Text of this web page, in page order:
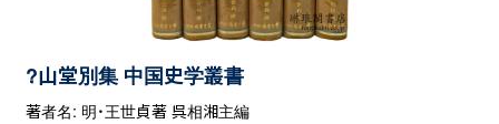
?山堂別集 中国史学叢書
著者名: 明・王世貞著 呉相湘主編